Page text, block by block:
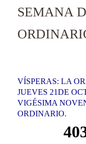
SEMANA
VÍSPERAS: LA
JUEVES 21DE
VIGÉSIMA
ORDINARIO.